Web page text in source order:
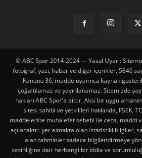
© ABC Spor 2014-2024 --- Yasal Uyarı:
fotoğraf, yazı, haber ve diğer içerikler, 5846
Kanunu 36. madde uyarınca kaynak
çoğaltılamaz ve yayınlanamaz. Sitemizde
hakları ABC Spor'a aittir. Aksi bir
sitesi sahibi ve yetkilileri hakkında, FSEK,
maddelerine muhalefet sebebi ile ceza, maddi
açılacaktır. yer almakta olan istatistiki bilgiler,
alan tahminler sadece bilgilendirmeye
kesinliğine dair herhangi bir iddia ve